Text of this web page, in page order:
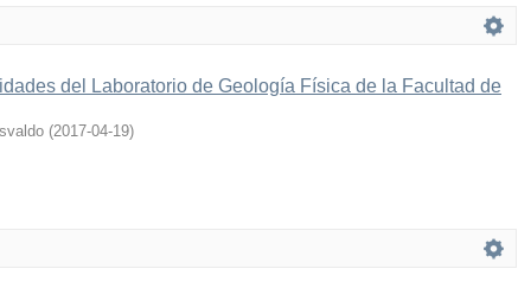
del Laboratorio de Geología Física de la Facultad de
(2017-04-19)